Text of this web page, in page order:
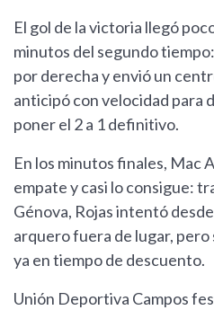
El gol de la victoria llegó
minutos del segundo
por derecha y envió un
anticipó con velocidad para
poner el 2 a 1 definitivo.
En los minutos finales, Mac
empate y casi lo consigue:
Génova, Rojas intentó
arquero fuera de lugar, pero
ya en tiempo de descuento.
Unión Deportiva Campos